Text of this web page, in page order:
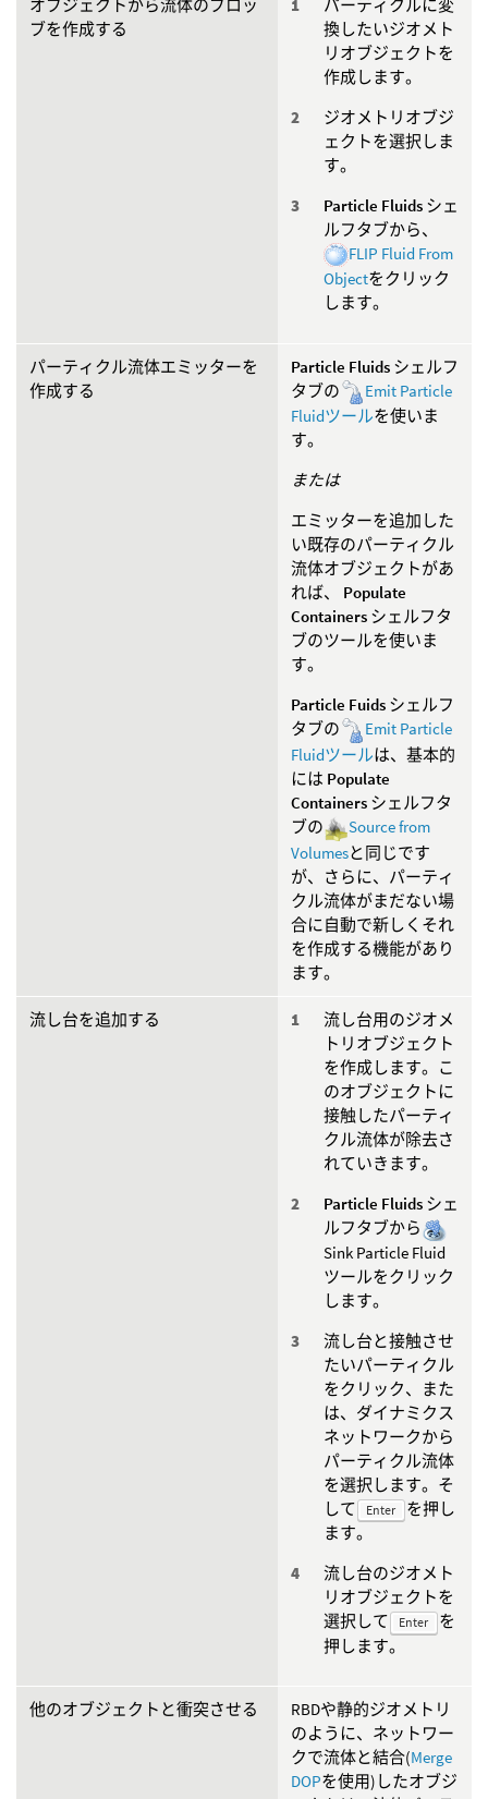
オブジェクトから流体のブロッ
ブを作成する
パーティクルに変
換したいジオメト
リオブジェクトを
作成します。
ジオメトリオブジ
ェクトを選択しま
す。
Particle Fluids シェ
ルフタブから、
FLIP Fluid From
Objectをクリック
します。
パーティクル流体エミッターを
作成する
Particle Fluids シェルフ
タブの
Emit Particle
Fluidツールを使いま
す。
または
エミッターを追加した
い既存のパーティクル
流体オブジェクトがあ
れば、 Populate
Containers シェルフタ
ブのツールを使いま
す。
Particle Fuids シェルフ
タブの
Emit Particle
Fluidツールは、基本的
には Populate
Containers シェルフタ
ブの
Source from
Volumesと同じです
が、さらに、パーティ
クル流体がまだない場
合に自動で新しくそれ
を作成する機能があり
ます。
流し台を追加する
流し台用のジオメ
トリオブジェクト
を作成します。こ
のオブジェクトに
接触したパーティ
クル流体が除去さ
れていきます。
Particle Fluids シェ
ルフタブから
Sink Particle Fluid
ツールをクリック
します。
流し台と接触させ
たいパーティクル
をクリック、また
は、ダイナミクス
ネットワークから
パーティクル流体
を選択します。そ
して
Enter
を押し
ます。
流し台のジオメト
リオブジェクトを
選択して
Enter
を
押します。
他のオブジェクトと衝突させる
RBDや静的ジオメトリ
のように、ネットワー
クで流体と結合(Merge
DOPを使用)したオブジ